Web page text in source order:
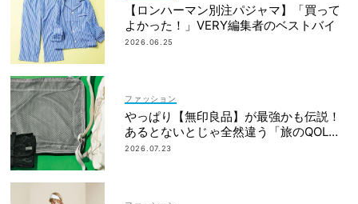
【ロンハーマン別注パジャマ】「買って
よかった！」VERY編集者のベストバイ
2026.06.25
ファッション
やっぱり【無印良品】が最強かも伝説！
あるとないとじゃ全然違う「旅のQOL爆
上げアイテム」
2026.07.23